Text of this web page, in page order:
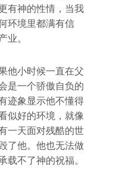
有神的性情，当我
环境里都满有信
业。
他小时候一直在父
是一个骄傲自负的
迹象显示他不懂得
似好的环境，就像
一天面对残酷的世
了他。他也无法做
载不了神的祝福。